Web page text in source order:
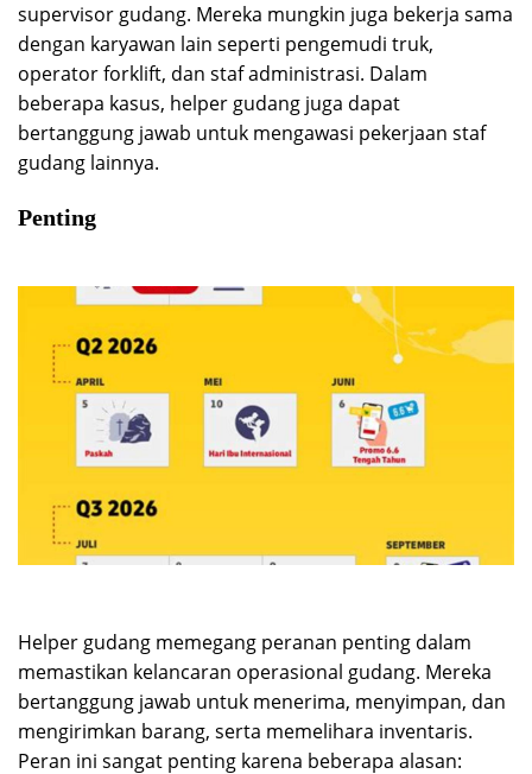
supervisor gudang. Mereka mungkin juga bekerja sama
dengan karyawan lain seperti pengemudi truk,
operator forklift, dan staf administrasi. Dalam
beberapa kasus, helper gudang juga dapat
bertanggung jawab untuk mengawasi pekerjaan staf
gudang lainnya.
Penting
Helper gudang memegang peranan penting dalam
memastikan kelancaran operasional gudang. Mereka
bertanggung jawab untuk menerima, menyimpan, dan
mengirimkan barang, serta memelihara inventaris.
Peran ini sangat penting karena beberapa alasan: